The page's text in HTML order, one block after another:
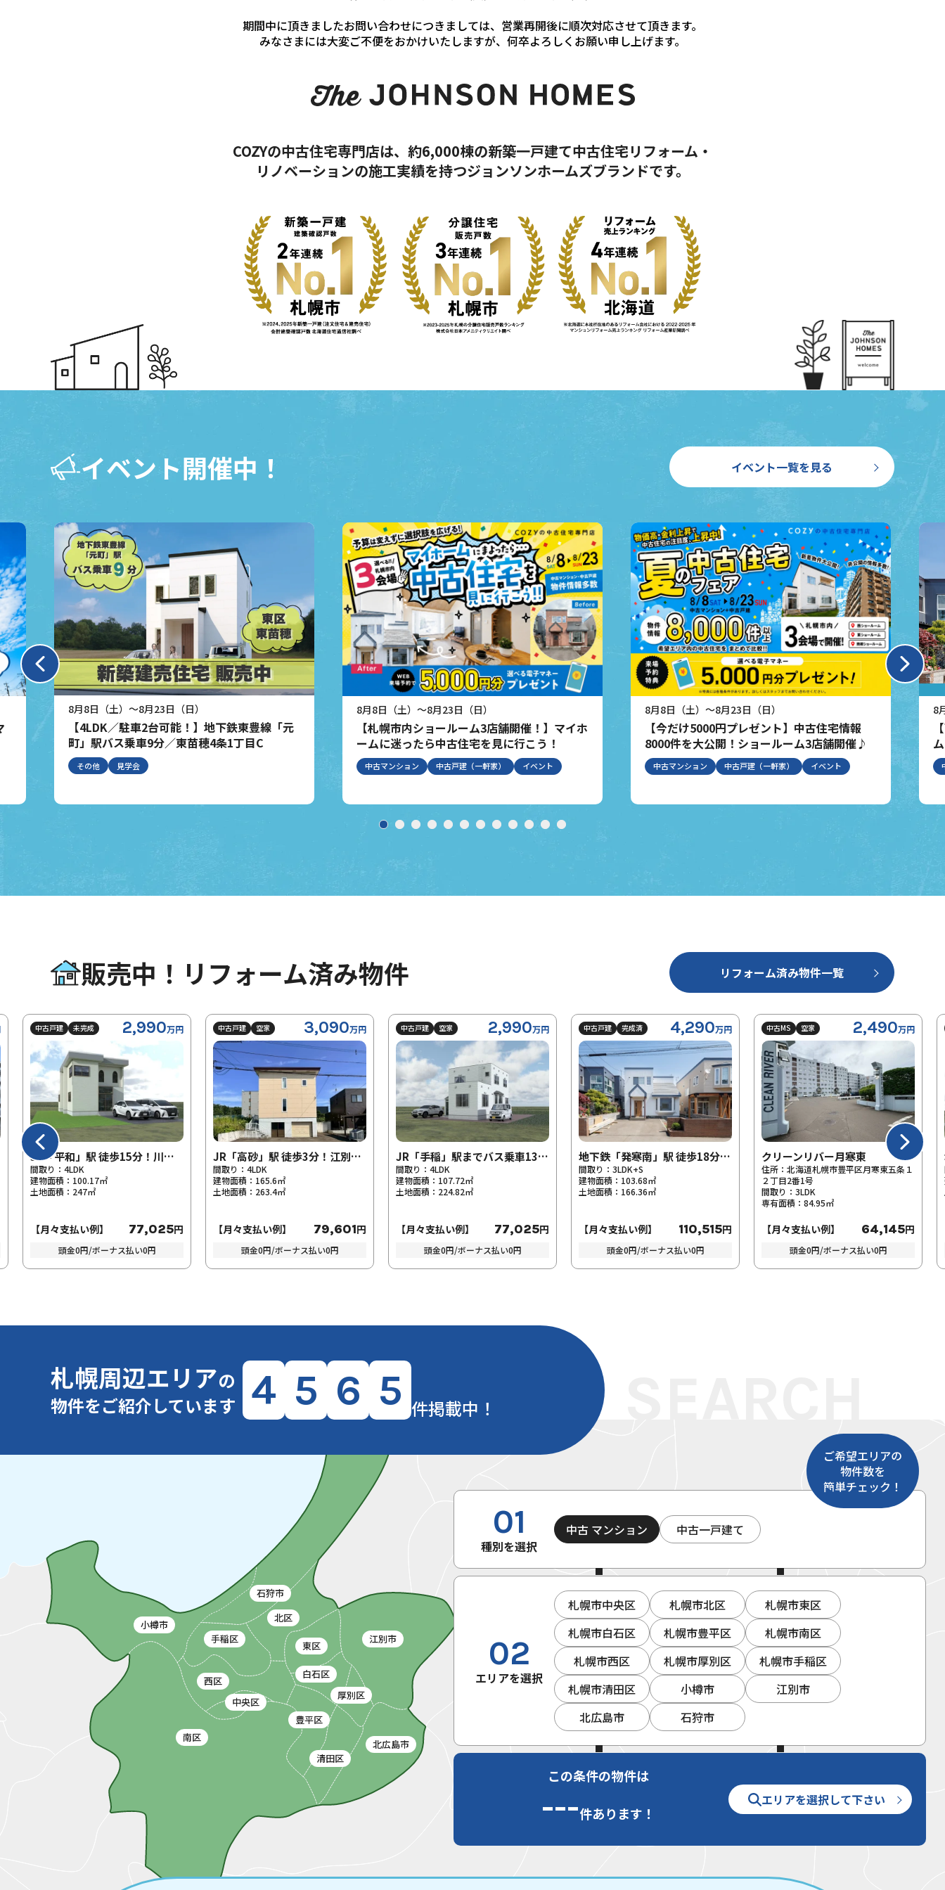
期間中に頂きましたお問い合わせにつきましては、営業再開後に順次対応させて頂きます。
みなさまには大変ご不便をおかけいたしますが、何卒よろしくお願い申し上げます。
COZYの中古住宅専門店は、 約6,000棟の新築一戸建て中古住宅リフォーム・
リノベーションの施工実績を持つジョンソンホームズブランドです。
イベント開催中！ イベント一覧を見る
8月8日（土）～8月23日（日）
【4LDK／駐車2台可能！】地下鉄東豊線「元
町」駅バス乗車9分／東苗穂4条1丁目C
その他 見学会
8月8日（土）～8月23日（日）
【札幌市内ショールーム3店舗開催！】マイホ
ームに迷ったら中古住宅を見に行こう！
中古マンション 中古戸建（一軒家） イベント
8月8日（土）～8月23日（日）
【今だけ5000円プレゼント】中古住宅情報
8000件を大公開！ショールーム3店舗開催♪
中古マンション 中古戸建（一軒家） イベント
8
販売中！リフォーム済み物件 リフォーム済み物件一覧
中古戸建 未完成 2,990万円
JR「平和」駅 徒歩15分！川下1条7丁目
間取り：4LDK
建物面積：100.17㎡
土地面積：247㎡
【月々支払い例】 77,025円
頭金0円/ボーナス払い0円
中古戸建 空家 3,090万円
JR「高砂」駅 徒歩3分！江別市高砂町
間取り：4LDK
建物面積：165.6㎡
土地面積：263.4㎡
【月々支払い例】 79,601円
頭金0円/ボーナス払い0円
中古戸建 空家 2,990万円
JR「手稲」駅までバス乗車13分！前田10条15丁目
間取り：4LDK
建物面積：107.72㎡
土地面積：224.82㎡
【月々支払い例】 77,025円
頭金0円/ボーナス払い0円
中古戸建 完成済 4,290万円
地下鉄「発寒南」駅 徒歩18分！西野3条5丁目
間取り：3LDK+S
建物面積：103.68㎡
土地面積：166.36㎡
【月々支払い例】 110,515円
頭金0円/ボーナス払い0円
中古MS 空家 2,490万円
クリーンリバー月寒東
住所：北海道札幌市豊平区月寒東五条１
２丁目2番1号
間取り：3LDK
専有面積：84.95㎡
【月々支払い例】 64,145円
頭金0円/ボーナス払い0円
中
間取
建物
札幌周辺エリアの
物件をご紹介しています
4 5 6 5 件掲載中！
中央区
北区
東区
白石区
豊平区
南区
西区
厚別区
手稲区
清田区
小樽市
江別市
北広島市
石狩市
ご希望エリアの
物件数を
簡単チェック！
01
種別を選択
中古 マンション 中古一戸建て
02
エリアを選択
札幌市中央区 札幌市北区
札幌市東区
札幌市白石区
札幌市豊平区
札幌市南区
札幌市西区
札幌市厚別区
札幌市手稲区
札幌市清田区
小樽市
江別市
北広島市
石狩市
この条件の物件は
---件あります！
エリアを選択して下さい